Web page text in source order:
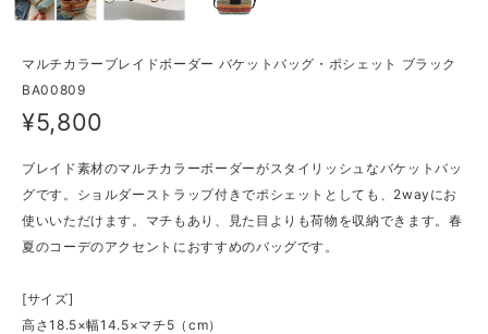
マルチカラーブレイドボーダー バケットバッグ・ポシェット ブラック
BA00809
¥5,800
ブレイド素材のマルチカラーボーダーがスタイリッシュなバケットバッ
グです。ショルダーストラップ付きでポシェットとしても、2wayにお
使いいただけます。マチもあり、見た目よりも荷物を収納できます。春
夏のコーデのアクセントにおすすめのバッグです。
[サイズ]
高さ18.5×幅14.5×マチ5（cm）